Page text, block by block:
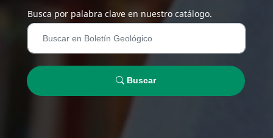
Busca por palabra clave en nuestro catálogo.
Buscar